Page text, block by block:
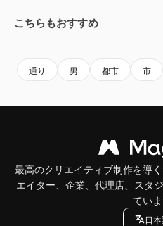
こちらもおすすめ
通り 男 都市 市
最高のクリエイティブ制作を導
エイター、企業、代理店、スタ
ていま
日